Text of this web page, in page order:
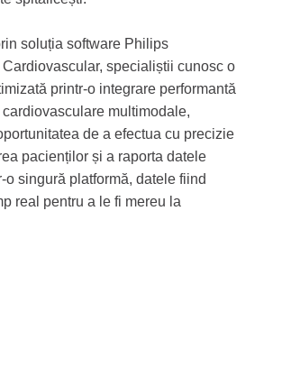
soluția software Philips
Cardiovascular, specialiștii cunosc o
printr-o integrare performantă
multimodale,
de a efectua cu precizie
pacienților și a raporta datele
o singură platformă, datele fiind
real pentru a le fi mereu la